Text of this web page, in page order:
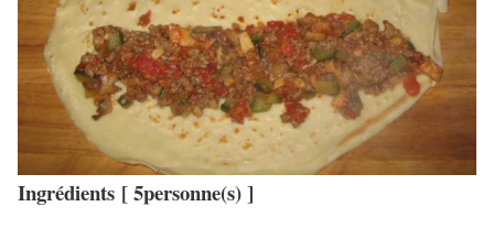
Ingrédients [ 5personne(s) ]